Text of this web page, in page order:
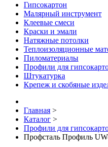
Гипсокартон
Малярный инструмент
Клеевые смеси
Краски и эмали
Натяжные потолки
Теплоизоляционные
Пиломатериалы
Профили для
Штукатурка
Крепеж и скобяные
Главная >
Каталог >
Профили для
Профсталь Профиль